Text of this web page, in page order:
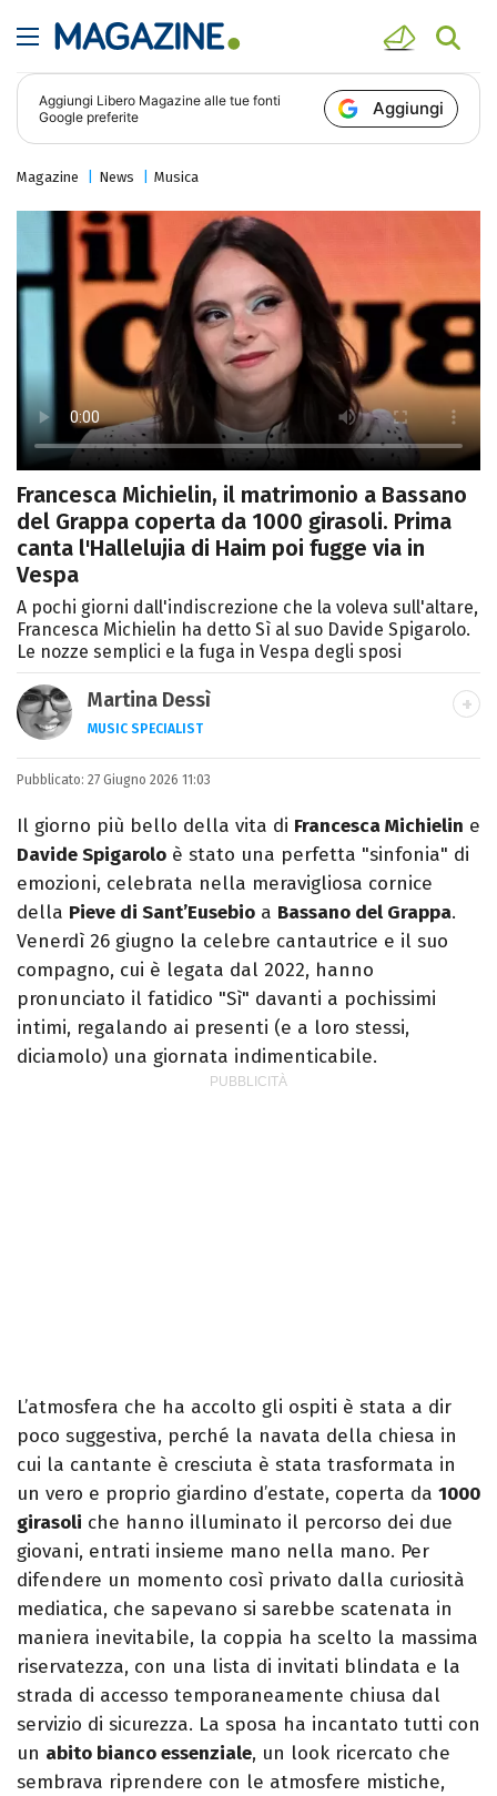
Aggiungi Libero Magazine alle tue fonti
Google preferite
Aggiungi
Magazine News Musica
Francesca Michielin, il matrimonio a Bassano
del Grappa coperta da 1000 girasoli. Prima
canta l'Hallelujia di Haim poi fugge via in
Vespa
A pochi giorni dall'indiscrezione che la voleva sull'altare,
Francesca Michielin ha detto Sì al suo Davide Spigarolo.
Le nozze semplici e la fuga in Vespa degli sposi
Martina Dessì
MUSIC SPECIALIST
Ascolto, scrivo, a volte recensisco, smonto
classifiche: la musica è il mio primo amore.
Pubblicato: 27 Giugno 2026 11:03
Il giorno più bello della vita di Francesca Michielin e
Davide Spigarolo è stato una perfetta "sinfonia" di
emozioni, celebrata nella meravigliosa cornice
della Pieve di Sant’Eusebio a Bassano del Grappa.
Venerdì 26 giugno la celebre cantautrice e il suo
compagno, cui è legata dal 2022, hanno
pronunciato il fatidico "Sì" davanti a pochissimi
intimi, regalando ai presenti (e a loro stessi,
diciamolo) una giornata indimenticabile.
L’atmosfera che ha accolto gli ospiti è stata a dir
poco suggestiva, perché la navata della chiesa in
cui la cantante è cresciuta è stata trasformata in
un vero e proprio giardino d’estate, coperta da 1000
girasoli che hanno illuminato il percorso dei due
giovani, entrati insieme mano nella mano. Per
difendere un momento così privato dalla curiosità
mediatica, che sapevano si sarebbe scatenata in
maniera inevitabile, la coppia ha scelto la massima
riservatezza, con una lista di invitati blindata e la
strada di accesso temporaneamente chiusa dal
servizio di sicurezza. La sposa ha incantato tutti con
un abito bianco essenziale, un look ricercato che
sembrava riprendere con le atmosfere mistiche,